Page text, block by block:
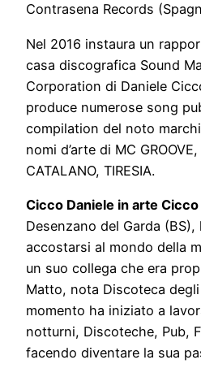
Contrasena Records
Nel 2016 instaura un
casa discografica Sound
Corporation di Daniele
produce numerose song
compilation del noto
nomi d’arte di MC
CATALANO, TIRESIA.
Cicco Daniele in arte Cicco
Desenzano del Garda
accostarsi al mondo della
un suo collega che era
Matto, nota Discoteca
momento ha iniziato a
notturni, Discoteche, Pub,
facendo diventare la sua